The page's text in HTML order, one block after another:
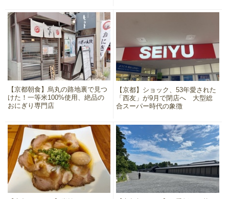
【京都朝食】烏丸の路地裏で見つ
けた！一等米100%使用、絶品の
おにぎり専門店
【京都】ショック、53年愛された
「西友」が9月で閉店へ 大型総
合スーパー時代の象徴